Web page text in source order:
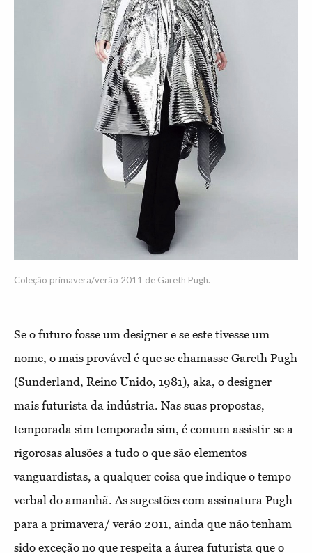
Coleção primavera/verão 2011 de Gareth Pugh.
Se o futuro fosse um designer e se este tivesse um
nome, o mais provável é que se chamasse Gareth Pugh
(Sunderland, Reino Unido, 1981), aka, o designer
mais futurista da indústria. Nas suas propostas,
temporada sim temporada sim, é comum assistir-se a
rigorosas alusões a tudo o que são elementos
vanguardistas, a qualquer coisa que indique o tempo
verbal do amanhã. As sugestões com assinatura Pugh
para a primavera/ verão 2011, ainda que não tenham
sido exceção no que respeita a áurea futurista que o